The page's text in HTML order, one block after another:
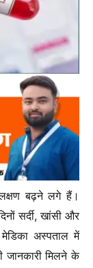
बढ़ने लगे हैं।
सर्दी, खांसी और
अस्पताल में
जानकारी मिलने के